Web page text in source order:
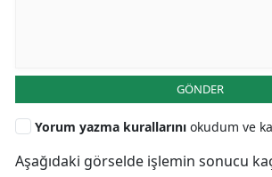
GÖNDER
Yorum yazma kurallarını okudum ve
Aşağıdaki görselde işlemin sonucu